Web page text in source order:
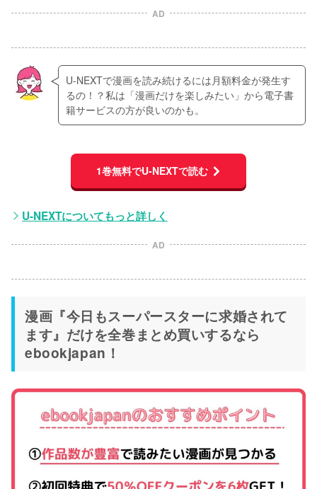
AD
U-NEXTで漫画を読み続けるには月額料金が発生す
るの！？私は「漫画だけを楽しみたい」から電子書
籍サービスの方が良いのかも。
1巻無料でU-NEXTで読む
U-NEXTについてもっと詳しく
AD
漫画『今日もスーパースターに求婚されて
ます』だけを全巻まとめ買いするなら
ebookjapan！